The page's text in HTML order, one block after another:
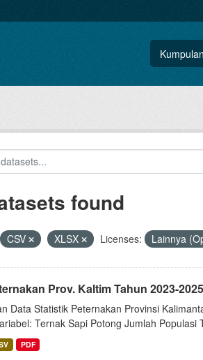
found
CSV XLSX Licenses: Lainnya
Prov. Kaltim Tahun 2023-
Data Statistik Peternakan Provinsi
Ternak Sapi Potong Jumlah Populasi
PDF